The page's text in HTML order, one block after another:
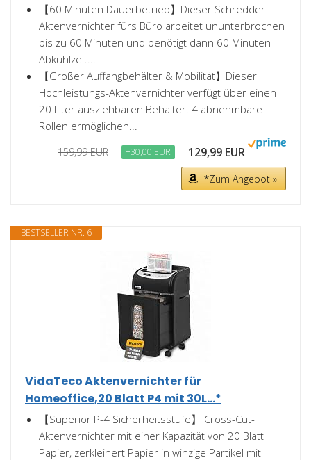
【60 Minuten Dauerbetrieb】Dieser Schredder
Aktenvernichter fürs Büro arbeitet ununterbrochen
bis zu 60 Minuten und benötigt dann 60 Minuten
Abkühlzeit...
【Großer Auffangbehälter & Mobilität】Dieser
Hochleistungs-Aktenvernichter verfügt über einen
20 Liter ausziehbaren Behälter. 4 abnehmbare
Rollen ermöglichen...
159,99 EUR −30,00 EUR 129,99 EUR
*Zum Angebot »
BESTSELLER NR. 6
VidaTeco Aktenvernichter für
Homeoffice,20 Blatt P4 mit 30L...*
【Superior P-4 Sicherheitsstufe】 Cross-Cut-
Aktenvernichter mit einer Kapazität von 20 Blatt
Papier, zerkleinert Papier in winzige Partikel mit